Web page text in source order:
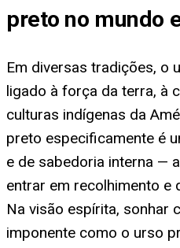
preto no mundo
Em diversas tradições, o
ligado à força da terra, à
culturas indígenas da
preto especificamente é
e de sabedoria interna —
entrar em recolhimento e
Na visão espírita, sonhar
imponente como o urso